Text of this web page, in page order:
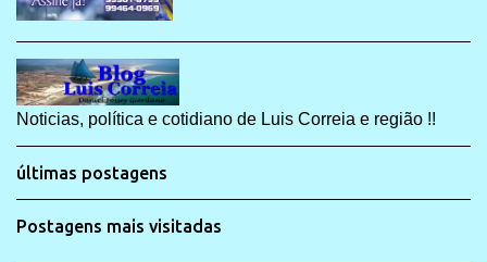
Noticias, política e cotidiano de Luis Correia e região !!
últimas postagens
Postagens mais visitadas